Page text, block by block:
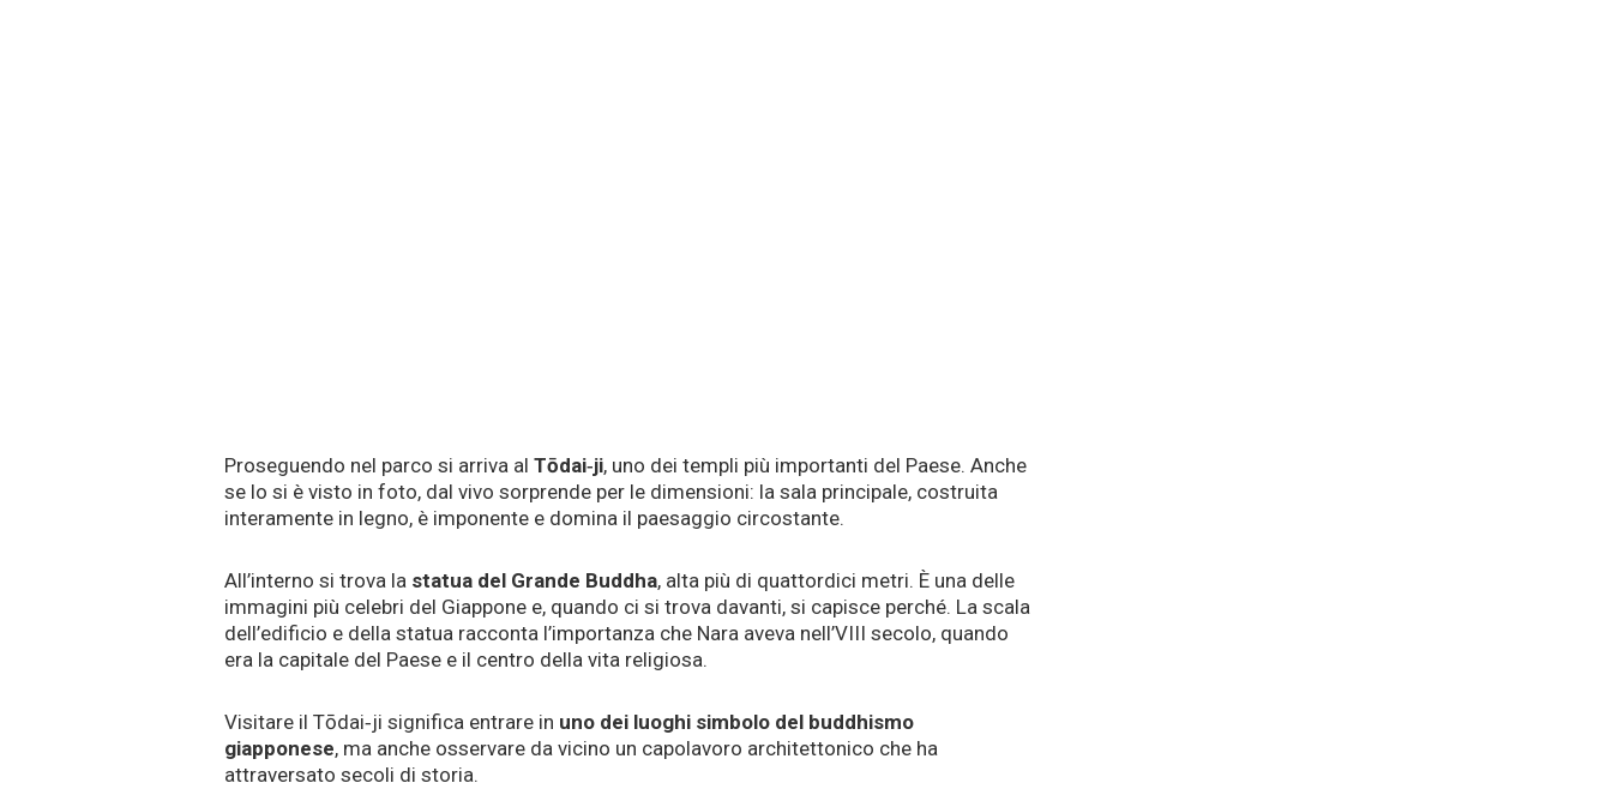
Proseguendo nel parco si arriva al Tōdai‑ji, uno dei templi più importanti del Paese. Anche
se lo si è visto in foto, dal vivo sorprende per le dimensioni: la sala principale, costruita
interamente in legno, è imponente e domina il paesaggio circostante.
All’interno si trova la statua del Grande Buddha, alta più di quattordici metri. È una delle
immagini più celebri del Giappone e, quando ci si trova davanti, si capisce perché. La scala
dell’edificio e della statua racconta l’importanza che Nara aveva nell’VIII secolo, quando
era la capitale del Paese e il centro della vita religiosa.
Visitare il Tōdai‑ji significa entrare in uno dei luoghi simbolo del buddhismo
giapponese, ma anche osservare da vicino un capolavoro architettonico che ha
attraversato secoli di storia.